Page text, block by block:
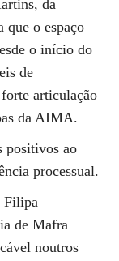
da
que o espaço
o início do
de
articulação
da AIMA.
positivos ao
processual.
Filipa
de Mafra
noutros